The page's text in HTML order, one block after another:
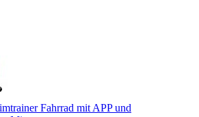
Fahrrad mit APP und